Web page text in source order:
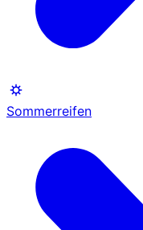
Sommerreifen